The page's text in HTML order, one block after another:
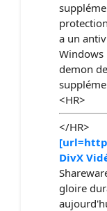
a un
Windows
demon
<HR>
</HR>
DivX
gloire